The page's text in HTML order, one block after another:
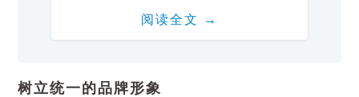
阅读全文 →
树立统一的品牌形象